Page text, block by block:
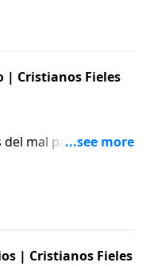
que requirió de
poder obtenerlo.
| Cristianos Fieles
mal parecen
que el enemigo
ya ha sido
| Cristianos Fieles